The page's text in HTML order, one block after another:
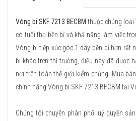
Vòng bi SKF 7213 BECBM thuộc chủng loại
có tuổi thọ bền bỉ và khả năng làm việc
Vòng bi tiếp xúc góc 1 dãy bền bỉ hơn rất
bi khác trên thị trường, điều này đã được
nơi trên toàn thế giới kiểm chứng. Mua
chính hãng Vòng bi SKF 7213 BECBM tại
Chúng tôi chuyên phân phối uỷ quyền